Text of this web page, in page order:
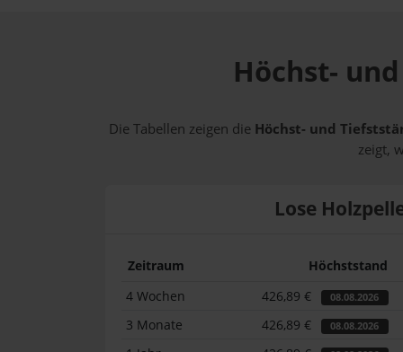
Höchst-
Die Tabellen zeigen die Höchst- und
zeigt,
Lose
Zeitraum Höchststand
4 Wochen
426,89 € 08.08.2026
3 Monate 426,89 € 08.08.2026